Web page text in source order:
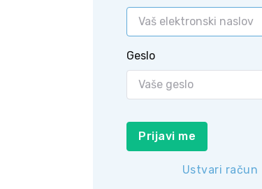
Geslo
Prijavi me
Ustvari račun